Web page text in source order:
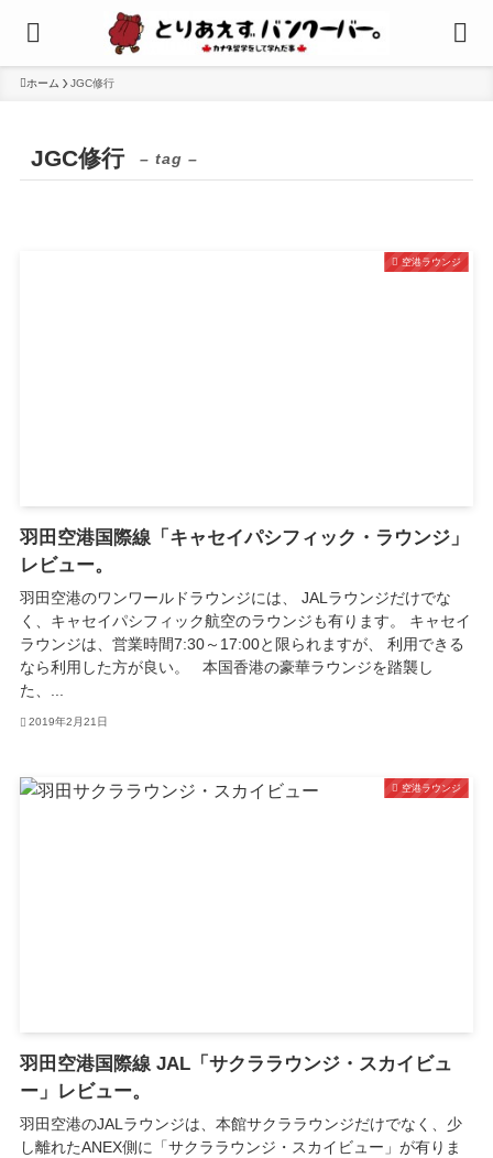
ホーム JGC修行
JGC修行 – tag –
空港ラウンジ
羽田空港国際線「キャセイパシフィック・ラウンジ」
レビュー。
羽田空港のワンワールドラウンジには、 JALラウンジだけでな
く、キャセイパシフィック航空のラウンジも有ります。 キャセイ
ラウンジは、営業時間7:30～17:00と限られますが、 利用できる
なら利用した方が良い。 本国香港の豪華ラウンジを踏襲し
た、...
2019年2月21日
空港ラウンジ
羽田空港国際線 JAL「サクララウンジ・スカイビュ
ー」レビュー。
羽田空港のJALラウンジは、本館サクララウンジだけでなく、少
し離れたANEX側に「サクララウンジ・スカイビュー」が有りま